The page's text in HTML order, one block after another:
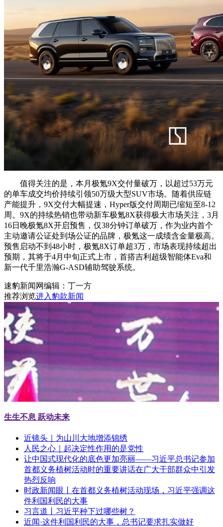
值得关注的是，本月极氪9X交付量破万，以超过53万元
的单车成交均价持续引领50万级大型SUV市场。随着供应链
产能提升，9X交付大幅提速，Hyper版交付周期已缩短至8-12
周。9X的持续热销也带动新车极氪8X获得极大市场关注，3月
16日晚极氪8X开启预售，仅38分钟订单破万，作为业内首个
主动邀请公证处到场公证的品牌，极氪这一成绩含金量极高。
预售启动不到48小时，极氪8X订单超3万，市场表现持续超出
预期，其将于4月中旬正式上市，首搭吉利超级智能体Eva和
新一代千里浩瀚G-ASD辅助驾驶系统。
速豹新闻网编辑：丁一方
推荐浏览进入豹款新闻
生生不息 跃动未来
近镜头｜为山川大地增添锦绣
人民之心｜起决定性作用的是党性
让中国式现代化的底色更加亮丽——习近平总书记参加
首都义务植树活动时的重要讲话在广大干部群众中引发
热烈反响
时政新闻眼丨在首都义务植树活动现场，习近平强调这
件利国利民的大事
习言道丨习近平种下过哪些树？
近闻·这件利国利民的大事，总书记要求扎实做好